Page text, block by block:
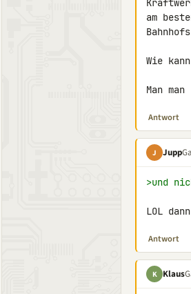
am
Wie
Man
Antwort
J Jupp
>und
LOL
Antwort
K Klaus